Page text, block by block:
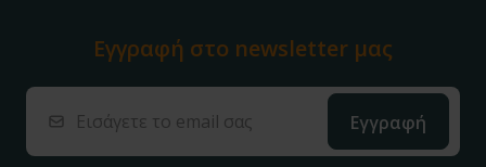
Εγγραφή στο newsletter μας